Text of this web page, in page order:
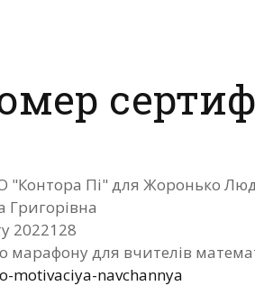
"Контора Пі" для Жоронько
2022128
марафону для вчителів
motivaciya-navchannya